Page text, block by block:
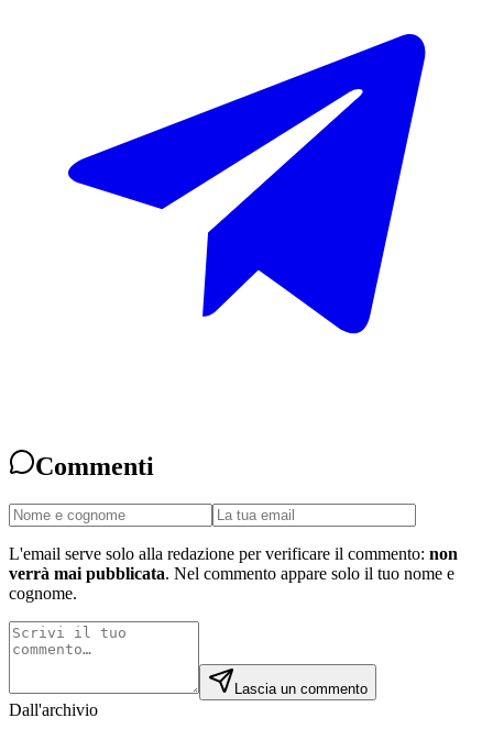
Commenti
L'email serve solo alla redazione per verificare il commento: non
verrà mai pubblicata. Nel commento appare solo il tuo nome e
cognome.
Lascia un commento
Dall'archivio